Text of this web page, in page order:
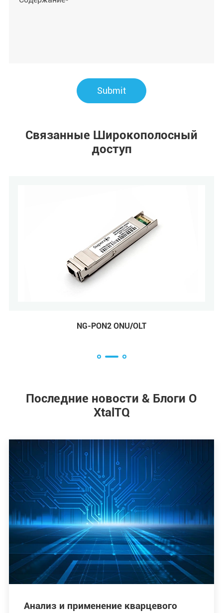
Submit
Связанные Широкополосный
доступ
NG-PON2 ONU/OLT
Последние новости & Блоги О
XtalTQ
Анализ и применение кварцевого